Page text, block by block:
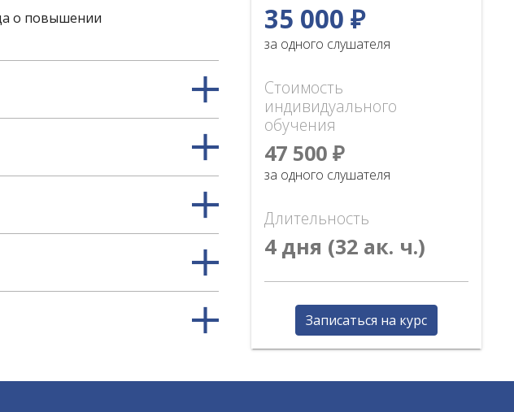
о повышении
35 000 ₽
за одного слушателя
Стоимость
индивидуального
обучения
47 500 ₽
за одного слушателя
Длительность
4 дня (32 ак. ч.)
Записаться на курс